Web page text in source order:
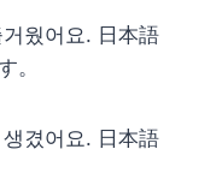
웠어요. 日本語
。
겼어요. 日本語